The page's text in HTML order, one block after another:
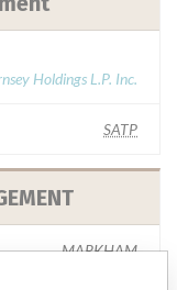
Holdings L.P. Inc.
SATP
MARKHAM